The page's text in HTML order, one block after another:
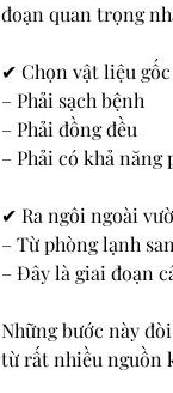
đoạn quan trọng
✔ Chọn vật liệu
– Phải sạch bệnh
– Phải đồng đều
– Phải có khả
✔ Ra ngôi ngoài
– Từ phòng lạnh
– Đây là giai đoạn
Những bước này
từ rất nhiều nguồn